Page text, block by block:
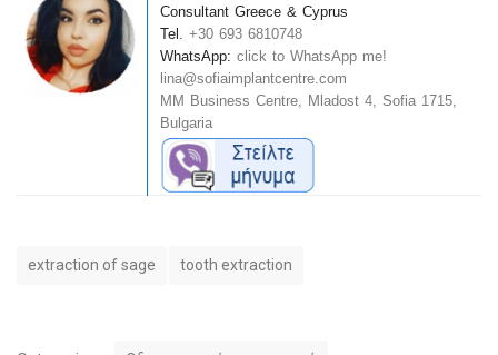
Consultant Greece & Cyprus
Tel. +30 693 6810748
WhatsApp: click to WhatsApp me!
lina@sofiaimplantcentre.com
MM Business Centre, Mladost 4, Sofia 1715,
Bulgaria
extraction of sage tooth extraction